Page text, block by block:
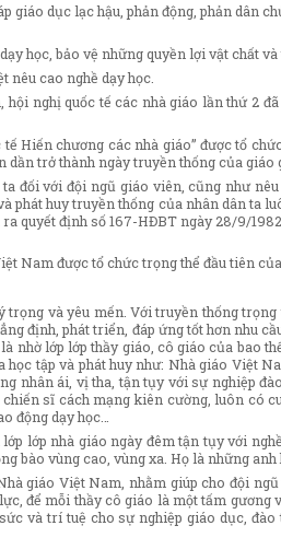
dục lạc hậu, phản động, phản dân
bảo vệ những quyền lợi vật chất và
cao nghề dạy học.
nghị quốc tế các nhà giáo lần thứ 2
tế Hiến chương các nhà giáo” được tổ
trở thành ngày truyền thống của giáo
đối với đội ngũ giáo viên, cũng như
phát huy truyền thống của nhân dân ta
quyết định số 167-HĐBT ngày 28/9/
Nam được tổ chức trọng thể đầu tiên
trọng và yêu mến. Với truyền thống
định, phát triển, đáp ứng tốt hơn nhu
nhờ lớp lớp thầy giáo, cô giáo của bao
tập và phát huy như: Nhà giáo Việt
nhân ái, vị tha, tận tụy với sự nghiệp
sĩ cách mạng kiên cường, luôn có
động dạy học…
lớp nhà giáo ngày đêm tận tụy với
bào vùng cao, vùng xa. Họ là những anh
giáo Việt Nam, nhằm giúp cho đội
để mỗi thầy cô giáo là một tấm gương
và trí tuệ cho sự nghiệp giáo dục,